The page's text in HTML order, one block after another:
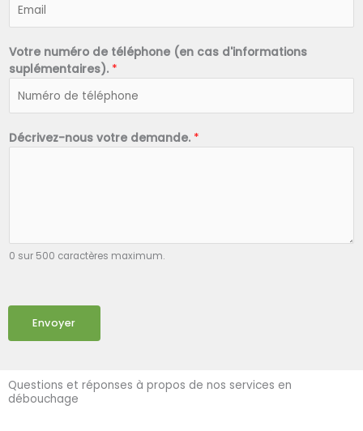
Votre numéro de téléphone (en cas d'informations
suplémentaires). *
Décrivez-nous votre demande. *
0 sur 500 caractères maximum.
Envoyer
Questions et réponses à propos de nos services en
débouchage